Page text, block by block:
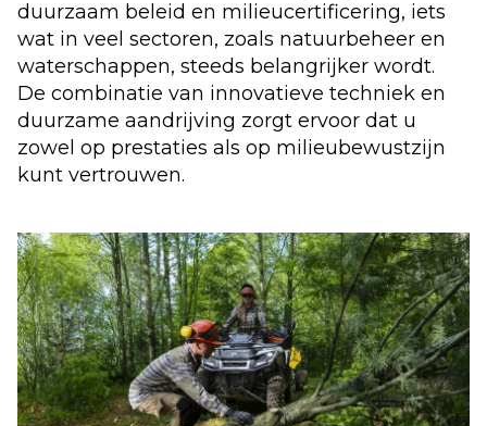
duurzaam beleid en milieucertificering, iets
wat in veel sectoren, zoals natuurbeheer en
waterschappen, steeds belangrijker wordt.
De combinatie van innovatieve techniek en
duurzame aandrijving zorgt ervoor dat u
zowel op prestaties als op milieubewustzijn
kunt vertrouwen.